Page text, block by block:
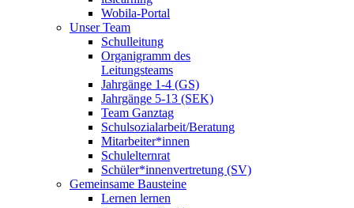
Wobila-Portal
Unser Team
Schulleitung
Organigramm des
Leitungsteams
Jahrgänge 1-4 (GS)
Jahrgänge 5-13 (SEK)
Team Ganztag
Schulsozialarbeit/Beratung
Mitarbeiter*innen
Schulelternrat
Schüler*innenvertretung (SV)
Gemeinsame Bausteine
Lernen lernen